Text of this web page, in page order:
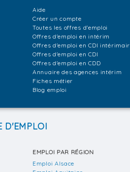
Aide
Créer un compte
Toutes les offres d'emploi
Offres d'emploi en intérim
Offres d'emploi en CDI
Offres d'emploi en CDI
Offres d'emploi en CDD
Annuaire des agences intérim
Fiches métier
Blog emploi
D'EMPLOI
EMPLOI PAR RÉGION
Emploi Alsace